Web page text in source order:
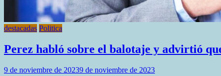
destacadas Politica
Perez habló sobre el balotaje y advirtió
9 de noviembre de 20239 de noviembre de 2023